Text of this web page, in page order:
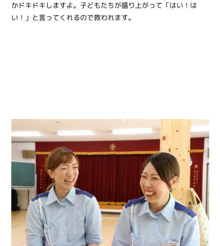
かドキドキしますよ。子どもたちが盛り上がって「はい！は
い！」と言ってくれるので救われます。